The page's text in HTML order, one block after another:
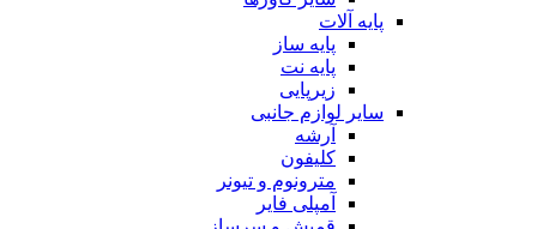
پایه آلات
پایه ساز
پایه نت
زیرپایی
سایر لوازم جانبی
آرشه
کلیفون
مترونوم و تیونر
آمپلی فایر